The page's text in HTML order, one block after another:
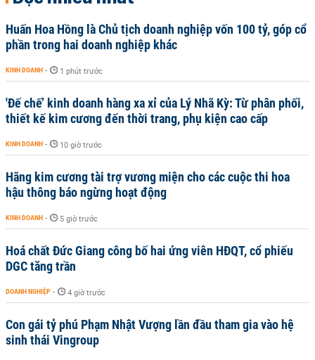
Huấn Hoa Hồng là Chủ tịch doanh nghiệp vốn 100 tỷ, góp cổ
phần trong hai doanh nghiệp khác
KINH DOANH - 1 phút trước
'Đế chế’ kinh doanh hàng xa xỉ của Lý Nhã Kỳ: Từ phân phối,
thiết kế kim cương đến thời trang, phụ kiện cao cấp
KINH DOANH - 10 giờ trước
Hãng kim cương tài trợ vương miện cho các cuộc thi hoa
hậu thông báo ngừng hoạt động
KINH DOANH - 5 giờ trước
Hoá chất Đức Giang công bố hai ứng viên HĐQT, cổ phiếu
DGC tăng trần
DOANH NGHIỆP - 4 giờ trước
Con gái tỷ phú Phạm Nhật Vượng lần đầu tham gia vào hệ
sinh thái Vingroup